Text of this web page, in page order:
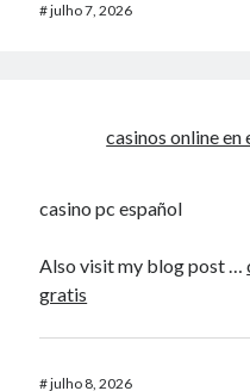
#julho 7, 2026
casinos online en
casino pc español
Also visit my blog post …
gratis
#julho 8, 2026